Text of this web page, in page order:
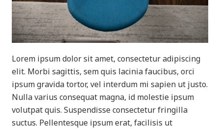
Lorem ipsum dolor sit amet, consectetur adipiscing
elit. Morbi sagittis, sem quis lacinia faucibus, orci
ipsum gravida tortor, vel interdum mi sapien ut justo.
Nulla varius consequat magna, id molestie ipsum
volutpat quis. Suspendisse consectetur fringilla
suctus. Pellentesque ipsum erat, facilisis ut